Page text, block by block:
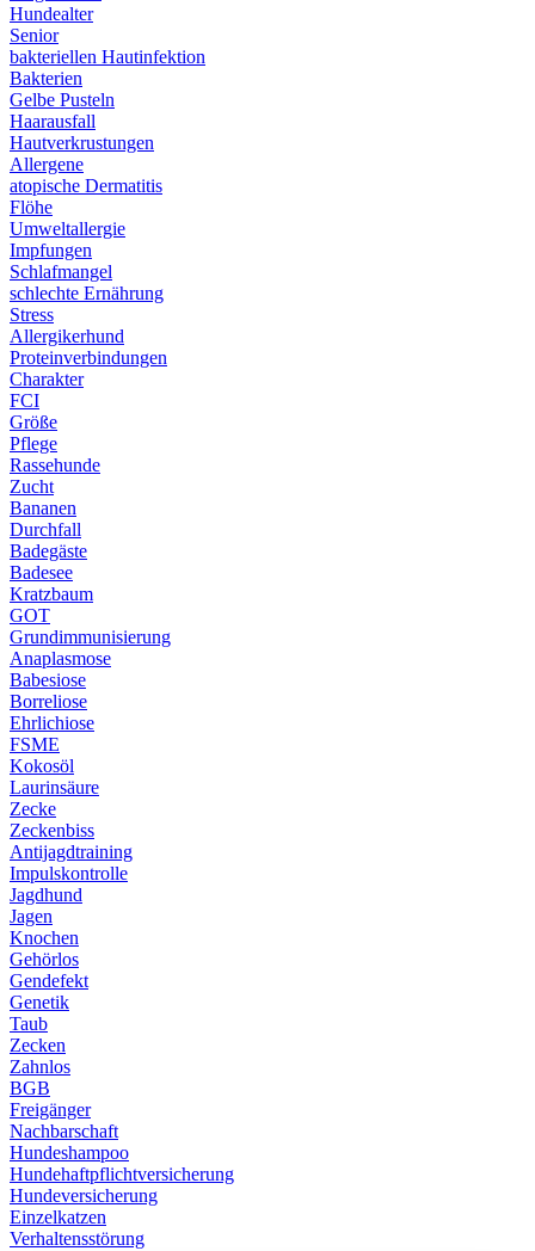
Hundealter
Senior
bakteriellen Hautinfektion
Bakterien
Gelbe Pusteln
Haarausfall
Hautverkrustungen
Allergene
atopische Dermatitis
Flöhe
Umweltallergie
Impfungen
Schlafmangel
schlechte Ernährung
Stress
Allergikerhund
Proteinverbindungen
Charakter
FCI
Größe
Pflege
Rassehunde
Zucht
Bananen
Durchfall
Badegäste
Badesee
Kratzbaum
GOT
Grundimmunisierung
Anaplasmose
Babesiose
Borreliose
Ehrlichiose
FSME
Kokosöl
Laurinsäure
Zecke
Zeckenbiss
Antijagdtraining
Impulskontrolle
Jagdhund
Jagen
Knochen
Gehörlos
Gendefekt
Genetik
Taub
Zecken
Zahnlos
BGB
Freigänger
Nachbarschaft
Hundeshampoo
Hundehaftpflichtversicherung
Hundeversicherung
Einzelkatzen
Verhaltensstörung